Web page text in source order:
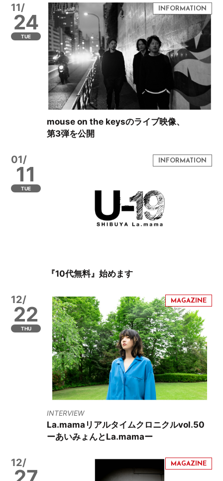
11/
24
TUE
mouse on the keysのライブ映像、
第3弾を公開
01/
11
TUE
『10代無料』始めます
12/
22
THU
INTERVIEW
La.mamaリアルタイムクロニクルvol.50
ーあいみょんとLa.mamaー
12/